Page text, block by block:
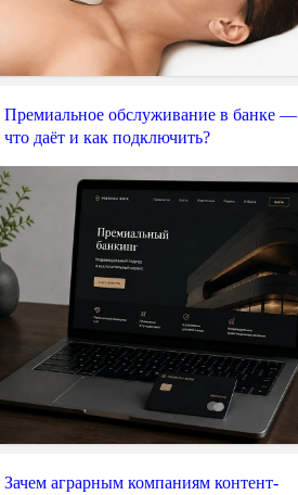
Премиальное обслуживание в банке —
что даёт и как подключить?
Зачем аграрным компаниям контент-